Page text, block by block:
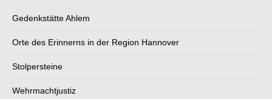
Gedenkstätte Ahlem
Orte des Erinnerns in der Region Hannover
Stolpersteine
Wehrmachtjustiz